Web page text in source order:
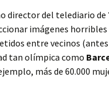
director del telediario de
imágenes
entre vecinos
tan olímpica como
más de 60.000